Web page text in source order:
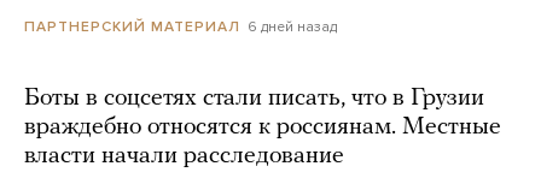
ПАРТНЕРСКИЙ МАТЕРИАЛ 6 дней назад
Боты в соцсетях стали писать, что в Грузии
враждебно относятся к россиянам. Местные
власти начали расследование